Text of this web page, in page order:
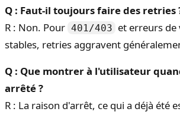
Q : Faut-il toujours faire des retries
R : Non. Pour 401/403 et erreurs de
stables, retries aggravent
Q : Que montrer à l'utilisateur
arrêté ?
R : La raison d'arrêt, ce qui a déjà été